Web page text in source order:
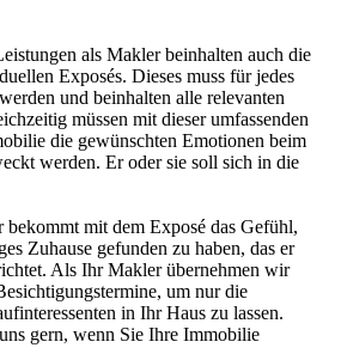
als Makler beinhalten auch die
Exposés. Dieses muss für jedes
und beinhalten alle relevanten
müssen mit dieser umfassenden
die gewünschten Emotionen beim
werden. Er oder sie soll sich in die
mit dem Exposé das Gefühl,
Zuhause gefunden zu haben, das er
Als Ihr Makler übernehmen wir
um nur die
in Ihr Haus zu lassen.
gern, wenn Sie Ihre Immobilie